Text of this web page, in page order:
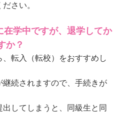
さい。
在学中ですが、退学してか
か？
転入（転校）をおすすめし
続されますので、手続きが
してしまうと、同級生と同